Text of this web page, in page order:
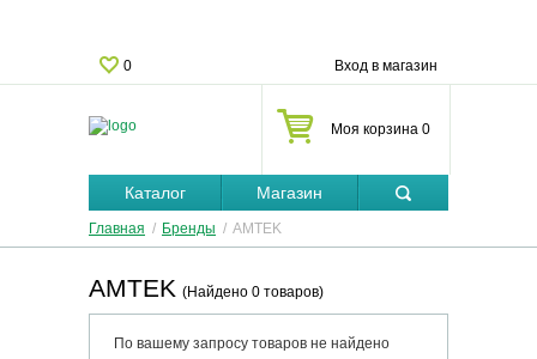
0 Вход в магазин
Моя корзина 0
Каталог Магазин
Главная / Бренды / AMTEK
AMTEK (Найдено 0 товаров)
По вашему запросу товаров не найдено